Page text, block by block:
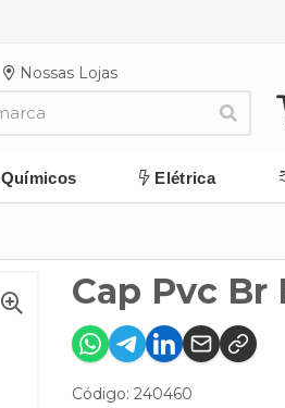
Nossas Lojas
Químicos Elétrica
Cap Pvc Br
Código: 240460